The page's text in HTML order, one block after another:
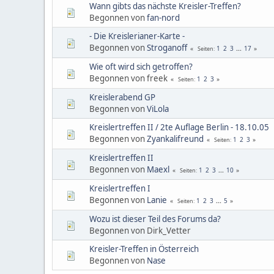
Wann gibts das nächste Kreisler-Treffen?
Begonnen vonfan-nord
- Die Kreislerianer-Karte -
Begonnen vonStroganoff Seiten 1 2 3 ... 17
Wie oft wird sich getroffen?
Begonnen von freek
Seiten 1 2 3
Kreislerabend GP
Begonnen vonViLola
Kreislertreffen II / 2te Auflage Berlin - 18.10.05
Begonnen vonZyankalifreund Seiten 1 2 3
Kreislertreffen II
Begonnen von Maexl Seiten 1 2 3 ... 10
Kreislertreffen I
Begonnen von Lanie Seiten 1 2 3 ... 5
Wozu ist dieser Teil des Forums da?
Begonnen von Dirk_Vetter
Kreisler-Treffen in Österreich
Begonnen von Nase